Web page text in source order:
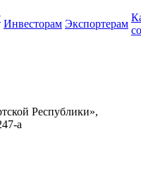
Инвесторам Экспортерам
Республики»,
а